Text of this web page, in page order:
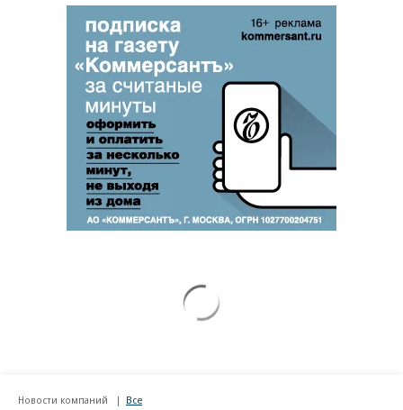
Новости компаний Все